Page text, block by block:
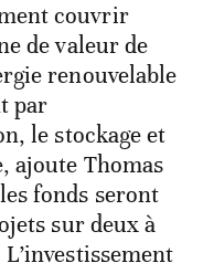
couvrir
de valeur de
renouvelable
par
le stockage et
ajoute Thomas
fonds seront
sur deux à